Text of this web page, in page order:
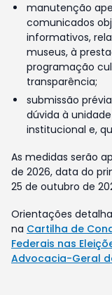
manutenção
comunicados
informativos,
museus, à
programação
transparência;
submissão
dúvida à
institucional e,
As medidas serão
de 2026, data do
25 de outubro de
Orientações
na Cartilha de
Federais nas
Advocacia-Geral